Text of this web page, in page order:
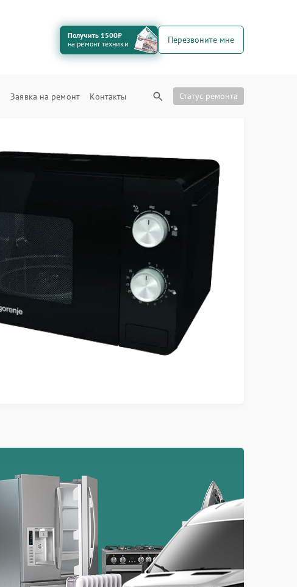
Получить 1500₽
на ремонт техники
Перезвоните мне
Заявка на ремонт Контакты Статус ремонта